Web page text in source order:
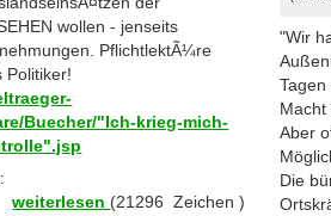
wollen - jenseits
PflichtlektÃ¼re
Politiker!
Buecher/"Ich-krieg-mich-
weiterlesen (21296 Zeichen )
"Wir
Macht
Aber
Die